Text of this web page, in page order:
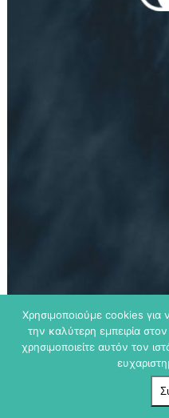
Χρησιμοποιούμε cookies για
την καλύτερη εμπειρία
χρησιμοποιείτε αυτόν τον